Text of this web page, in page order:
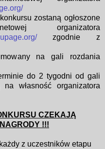
zostaną ogłoszone
organizatora
zgodnie z
na gali rozdania
do 2 tygodni od gali
na własność organizatora
CZEKAJĄ
!!!
z uczestników etapu